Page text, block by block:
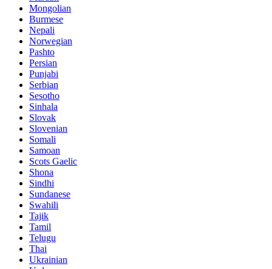
Mongolian
Burmese
Nepali
Norwegian
Pashto
Persian
Punjabi
Serbian
Sesotho
Sinhala
Slovak
Slovenian
Somali
Samoan
Scots Gaelic
Shona
Sindhi
Sundanese
Swahili
Tajik
Tamil
Telugu
Thai
Ukrainian